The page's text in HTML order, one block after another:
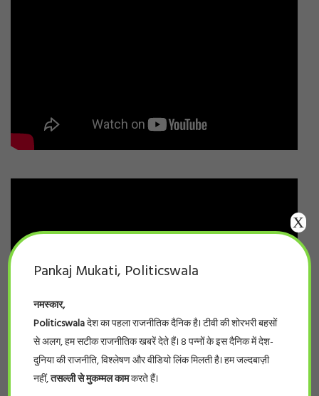
Pankaj Mukati, Politicswala
नमस्कार,
Politicswalaदेश का पहला राजनीतिक दैनिक है। टीवी की शोरभरी बहसों
से अलग, हम सटीक राजनीतिक खबरें देते हैं। 8 पन्नों के इस दैनिक में देश-
दुनिया की राजनीति, विश्लेषण और वीडियो लिंक मिलती है। हम जल्दबाज़ी
नहीं,तसल्ली से मुकम्मल कामकरते हैं।
X